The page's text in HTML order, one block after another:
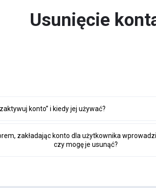
Usunięcie
konto” i kiedy jej używać?
zakładając konto dla użytkownika
czy mogę je usunąć?